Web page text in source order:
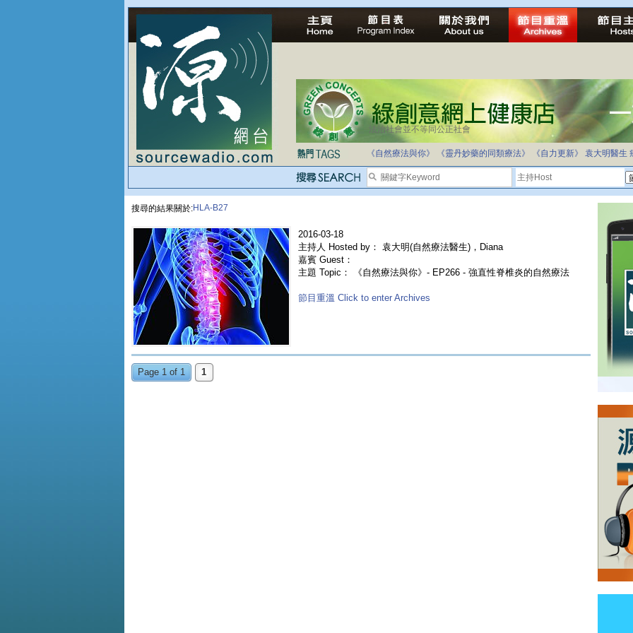
法治社會並不等同公正社會
《自然療法與你》 《靈丹妙藥的同類療法》 《自力更新》 袁大明醫生
搜尋的結果關於:HLA-B27
2016-03-18
主持人 Hosted by： 袁大明(自然療法醫生)，Diana
嘉賓 Guest：
主題 Topic： 《自然療法與你》- EP266 - 強直性脊椎炎的自然療法
節目重溫 Click to enter Archives
Page 1 of 1 1